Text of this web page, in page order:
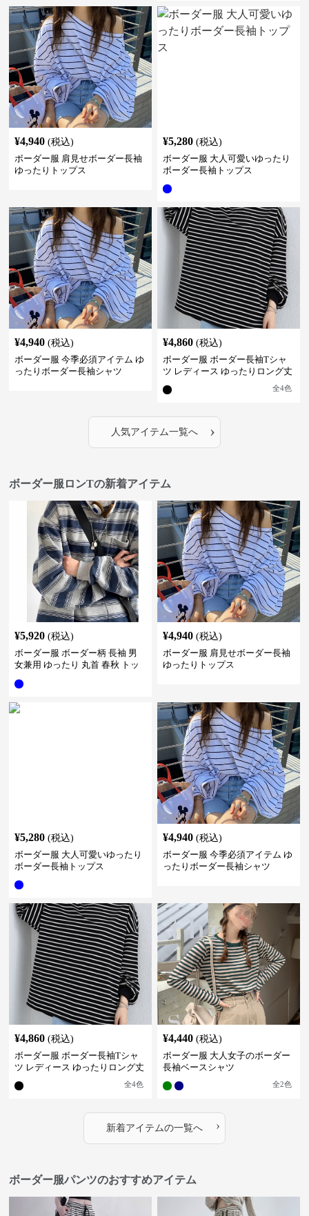
¥4,940 (税込)
ボーダー服 肩見せボーダー長袖
ゆったりトップス
¥5,280 (税込)
ボーダー服 大人可愛いゆったり
ボーダー長袖トップス
¥4,940 (税込)
ボーダー服 今季必須アイテム ゆ
ったりボーダー長袖シャツ
¥4,860 (税込)
ボーダー服 ボーダー長袖Tシャ
ツ レディース ゆったりロング丈
全4色
人気アイテム一覧へ ›
ボーダー服ロンTの新着アイテム
¥5,920 (税込)
ボーダー服 ボーダー柄 長袖 男
女兼用 ゆったり 丸首 春秋 トッ
¥4,940 (税込)
ボーダー服 肩見せボーダー長袖
ゆったりトップス
¥5,280 (税込)
ボーダー服 大人可愛いゆったり
ボーダー長袖トップス
¥4,940 (税込)
ボーダー服 今季必須アイテム ゆ
ったりボーダー長袖シャツ
¥4,860 (税込)
ボーダー服 ボーダー長袖Tシャ
ツ レディース ゆったりロング丈
全4色
¥4,440 (税込)
ボーダー服 大人女子のボーダー
長袖ベースシャツ
全2色
新着アイテムの一覧へ ›
ボーダー服パンツのおすすめアイテム